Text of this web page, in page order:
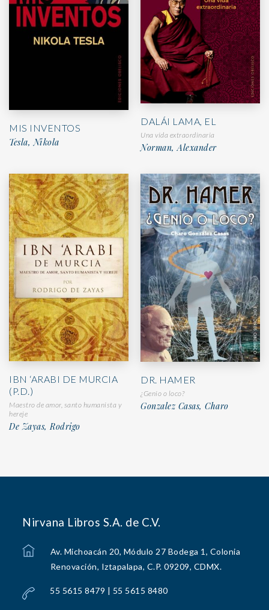
MIS INVENTOS
Tesla, Nikola
DALÁI LAMA, EL
Una vida extraordinaria
Norman, Alexander
IBN ‘ARABI DE MURCIA
(P.D.)
Maestro de amor, santo humanista y
hereje
De Zayas, Rodrigo
DR. HAMER
¿Genio o loco?
Gonzalez Casas, Charo
Nirvana Libros S.A. de C.V.
Av. Michoacán 20, Módulo 27 Bodega 1, Colonia
Renovación, Iztapalapa, C.P. 09209, CDMX.
55 5615 8479 | 55 5615 8480